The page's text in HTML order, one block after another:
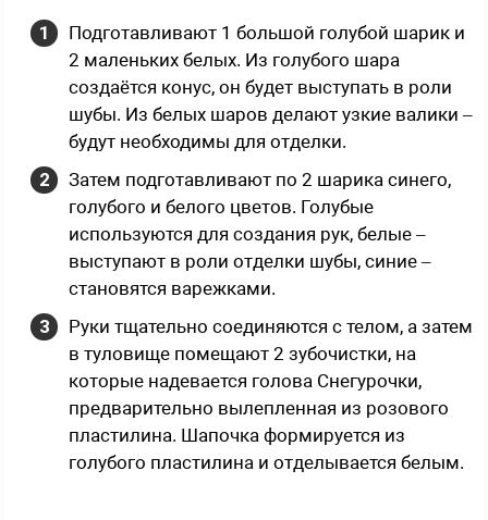
Подготавливают 1 большой голубой шарик и
2 маленьких белых. Из голубого шара
создаётся конус, он будет выступать в роли
шубы. Из белых шаров делают узкие валики –
будут необходимы для отделки.
Затем подготавливают по 2 шарика синего,
голубого и белого цветов. Голубые
используются для создания рук, белые –
выступают в роли отделки шубы, синие –
становятся варежками.
Руки тщательно соединяются с телом, а затем
в туловище помещают 2 зубочистки, на
которые надевается голова Снегурочки,
предварительно вылепленная из розового
пластилина. Шапочка формируется из
голубого пластилина и отделывается белым.